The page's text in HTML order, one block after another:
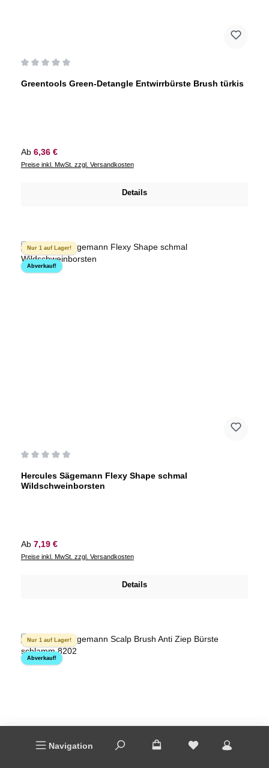
Navigation
Greentools Green-Detangle Entwirrbürste Brush türkis
Regulärer Preis:
Ab 6,36 €
Preise inkl. MwSt. zzgl. Versandkosten
Details
Nur 1 auf Lager!
Abverkauf!
Hercules Sägemann Flexy Shape schmal
Wildschweinborsten
Regulärer Preis:
Ab 7,19 €
Preise inkl. MwSt. zzgl. Versandkosten
Details
Nur 1 auf Lager!
Abverkauf!